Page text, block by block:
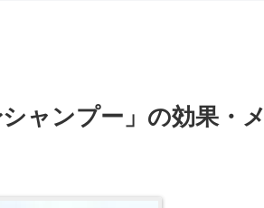
ャンプー」の効果・メ